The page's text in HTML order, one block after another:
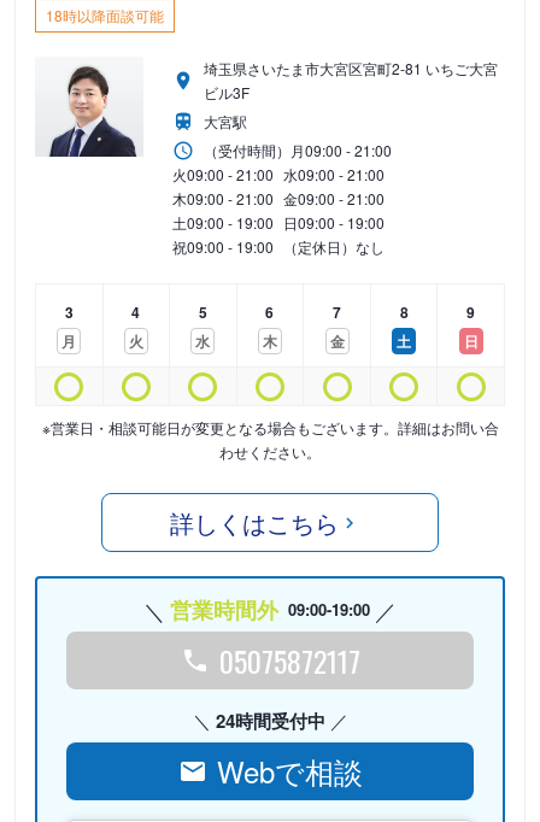
18時以降面談可能
埼玉県さいたま市大宮区宮町2-81 いちご大宮
ビル3F
大宮駅
（受付時間） 月09:00 - 21:00
火09:00 - 21:00 水09:00 - 21:00
木09:00 - 21:00 金09:00 - 21:00
土09:00 - 19:00 日09:00 - 19:00
祝09:00 - 19:00 （定休日）なし
3
月
4
火
5
水
6
木
7
金
8
土
9
日
※営業日・相談可能日が変更となる場合もございます。詳細はお問い合
わせください。
詳しくはこちら
営業時間外 09:00-19:00
05075872117
24時間受付中
Webで相談